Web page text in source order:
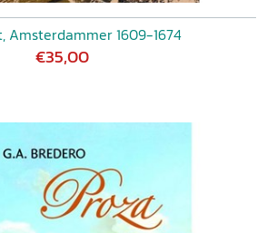
Amsterdammer 1609-1674
€35,00